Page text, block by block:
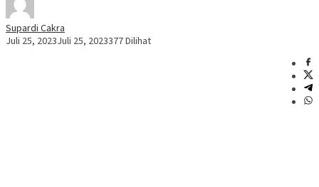
Supardi Cakra
Juli 25, 2023Juli 25, 2023377 Dilihat